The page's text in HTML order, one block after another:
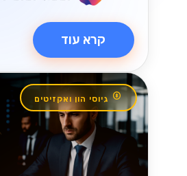
Lynxbe Team
קרא עוד
וואטסאפ